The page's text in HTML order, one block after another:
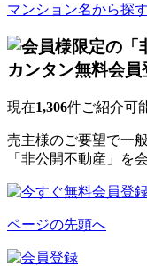
マンション名から探す
現在1,306件ご紹介可
売主様のご要望で一
「非公開不動産」を
ページの先頭へ